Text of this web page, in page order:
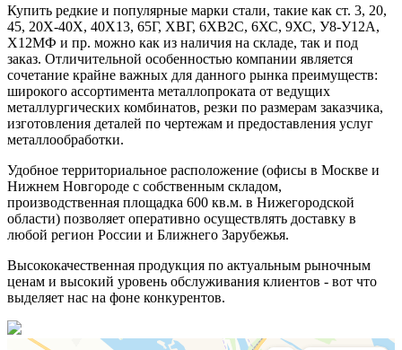
Купить редкие и популярные марки стали, такие как ст. 3, 20,
45, 20Х-40Х, 40Х13, 65Г, ХВГ, 6ХВ2С, 6ХС, 9ХС, У8-У12А,
Х12МФ и пр. можно как из наличия на складе, так и под
заказ. Отличительной особенностью компании является
сочетание крайне важных для данного рынка преимуществ:
широкого ассортимента металлопроката от ведущих
металлургических комбинатов, резки по размерам заказчика,
изготовления деталей по чертежам и предоставления услуг
металлообработки.
Удобное территориальное расположение (офисы в Москве и
Нижнем Новгороде с собственным складом,
производственная площадка 600 кв.м. в Нижегородской
области) позволяет оперативно осуществлять доставку в
любой регион России и Ближнего Зарубежья.
Высококачественная продукция по актуальным рыночным
ценам и высокий уровень обслуживания клиентов - вот что
выделяет нас на фоне конкурентов.